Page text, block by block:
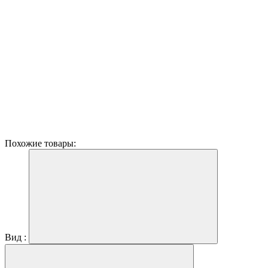
Похожие товары:
Вид :